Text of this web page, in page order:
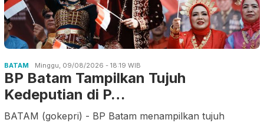
BATAM Minggu, 09/08/2026 - 18:19 WIB
BP Batam Tampilkan Tujuh
Kedeputian di P…
BATAM (gokepri) - BP Batam menampilkan tujuh